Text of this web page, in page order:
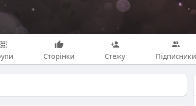
Сторінки Стежу Підписники